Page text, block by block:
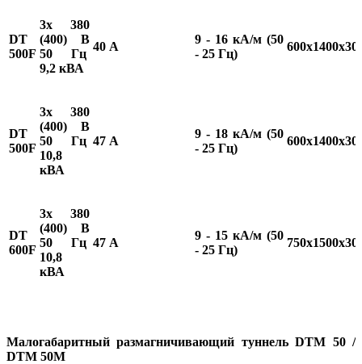
DT
500F
3х 380
(400) В
50 Гц
9,2 кВА
40 А
9 - 16 кА/м (50
- 25 Гц)
DT
500F
3х 380
(400) В
50 Гц
10,8
кВА
47 А
9 - 18 кА/м (50
- 25 Гц)
DT
600F
3х 380
(400) В
50 Гц
10,8
кВА
47 А
9 - 15 кА/м (50
- 25 Гц)
Малогабаритный размагничивающий туннель DTM 50 /
DTM 50М